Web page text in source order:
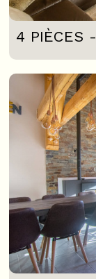
4 PIÈCES